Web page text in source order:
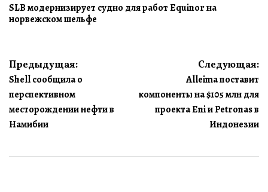
SLB модернизирует судно для работ Equinor на
норвежском шельфе
Навигация
по
записям
Предыдущая:
Shell сообщила о
перспективном
месторождении нефти в
Намибии
Следующая:
Alleima поставит
компоненты на $105 млн для
проекта Eni и Petronas в
Индонезии